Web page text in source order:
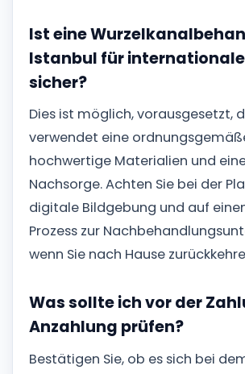
Ist eine
Istanbul für
sicher?
Dies ist möglich, vorausgesetzt,
verwendet eine
hochwertige Materialien und
Nachsorge. Achten Sie bei der
digitale Bildgebung und auf
Prozess zur
wenn Sie nach Hause
Was sollte ich vor der
Anzahlung prüfen?
Bestätigen Sie, ob es sich bei